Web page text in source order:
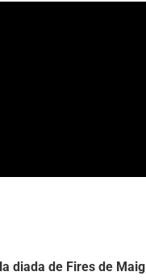
diada de Fires de Maig